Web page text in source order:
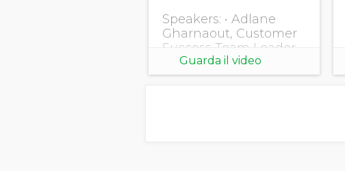
Speakers: • Adlane
Gharnaout, Customer
Success Team Leader,
EcoVadis • Roxane Titz,
Senior Manager,
Guarda il video